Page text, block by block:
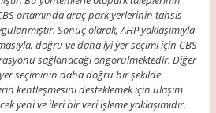
ortamında araç park yerlerinin tahsis
Sonuç olarak, AHP yaklaşımıyla
doğru ve daha iyi yer seçimi için CBS
sağlanacağı öngörülmektedir. Diğer
seçiminin daha doğru bir şekilde
kentleşmesini desteklemek için ulaşım
yeni ve ileri bir veri işleme yaklaşımıdır.